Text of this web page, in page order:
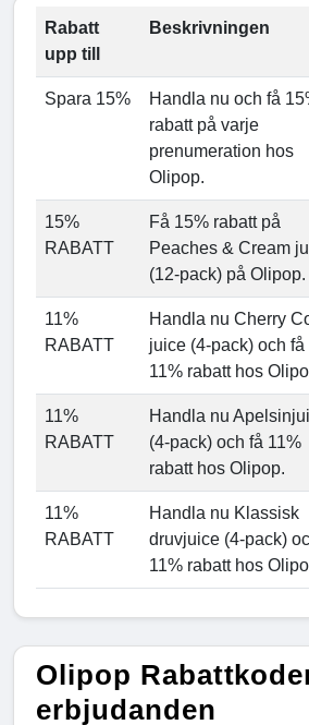
Rabatt
upp till
Beskrivningen
Spara 15%
Handla nu och få
rabatt på varje
prenumeration hos
Olipop.
15%
RABATT
Få 15% rabatt på
Peaches & Cream
(12-pack) på Olipop.
11%
RABATT
Handla nu Cherry
juice (4-pack) och få
11% rabatt hos
11%
RABATT
Handla nu
(4-pack) och få 11%
rabatt hos Olipop.
11%
RABATT
Handla nu Klassisk
druvjuice (4-pack)
11% rabatt hos
Olipop
erbjudanden